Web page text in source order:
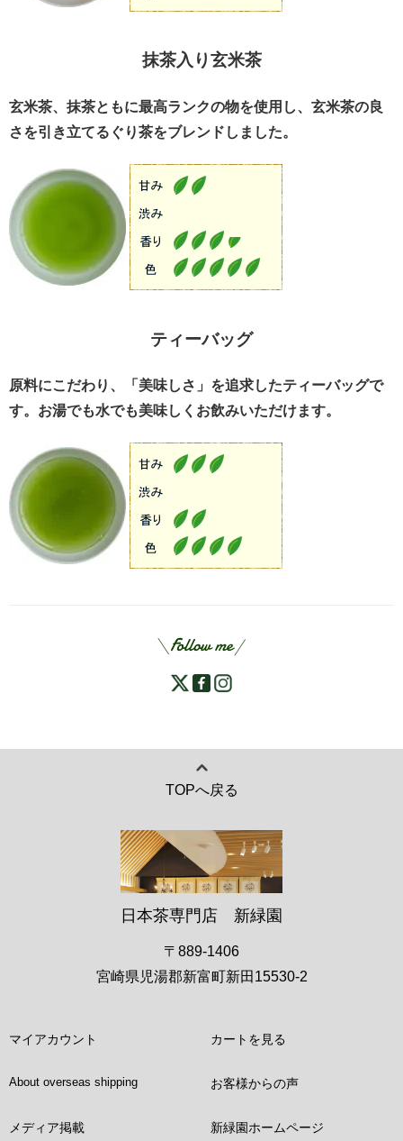
抹茶入り玄米茶
玄米茶、抹茶ともに最高ランクの物を使用し、玄米茶の良
さを引き立てるぐり茶をブレンドしました。
ティーバッグ
原料にこだわり、「美味しさ」を追求したティーバッグで
す。お湯でも水でも美味しくお飲みいただけます。
TOPへ戻る
日本茶専門店 新緑園
〒889-1406
宮崎県児湯郡新富町新田15530-2
マイアカウント カートを見る
About overseas shipping お客様からの声
メディア掲載 新緑園ホームページ